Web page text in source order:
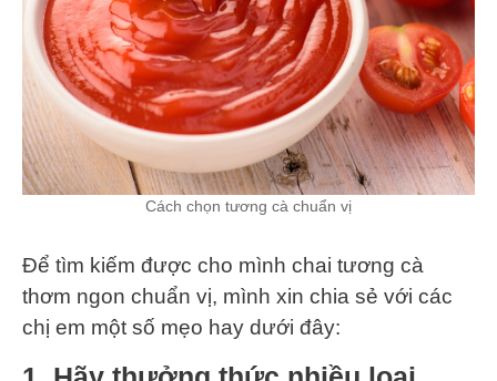
Cách chọn tương cà chuẩn vị
Để tìm kiếm được cho mình chai tương cà
thơm ngon chuẩn vị, mình xin chia sẻ với các
chị em một số mẹo hay dưới đây: